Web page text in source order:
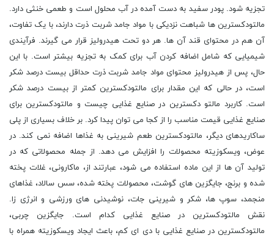
تجزیه شود. پودر سفید به دست آمده در آب محلول است و طعمی خنثی دارد.
مالتودکسترین ها شباهت نزدیکی با مواد جامد شربت ذرت دارند، با یک تفاوت،
آن هم در محتوای قند آن ها. هر دو تحت هیدرولیز قرار می گیرند. فرآیندی
شیمیایی که شامل اضافه کردن آب برای کمک به تجزیه بیشتر است. با این
حال، پس از هیدرولیز محتوای مواد جامد شربت ذرت حداقل بیست درصد شکر
است، در حالی که این مقدار برای مالتودکسترین کمتر از بیست درصد شکر
است. کاربرد مالتو دکسترین در صنایع غذایی چیست و مالتودکسترین برای
صنایع غذایی قیمت مناسب را از کجا می توان پیدا کرد. بر خلاف بسیاری از پلی
ساکاریدهای دیگر، مالتودکسترین طعم شیرینی به غذاها اضافه نمی کند. در
عوض، ویسکوزیته محصولات را افزایش می دهد. از جمله محصولاتی که در
تولید آن ها از این ماده استفاده می شود، عبارتند از، ماکارونی، غلات پخته
شده و برنج، جایگزین های گوشت، محصولات پخته شده، سس سالاد، غذاهای
منجمد، سوپ ها، شکر و شیرینی جات، نوشیدنی های ورزشی و انرژی زا.
نقش مالتودکسترین در صنایع غذایی کدام است. جایگزین چربی،
مالتودکسترین در صنایع غذایی با دی ای کم، باعث ایجاد ویسکوزیته همراه با